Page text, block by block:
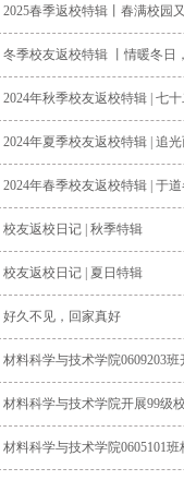
2025春季返校特辑丨春满校园
冬季校友返校特辑 丨情暖冬日
2024年秋季校友返校特辑 | 七
2024年夏季校友返校特辑 | 追
2024年春季校友返校特辑 | 于
校友返校日记 | 秋季特辑
校友返校日记 | 夏日特辑
好久不见，回家真好
材料科学与技术学院0609203
材料科学与技术学院开展99级
材料科学与技术学院0605101